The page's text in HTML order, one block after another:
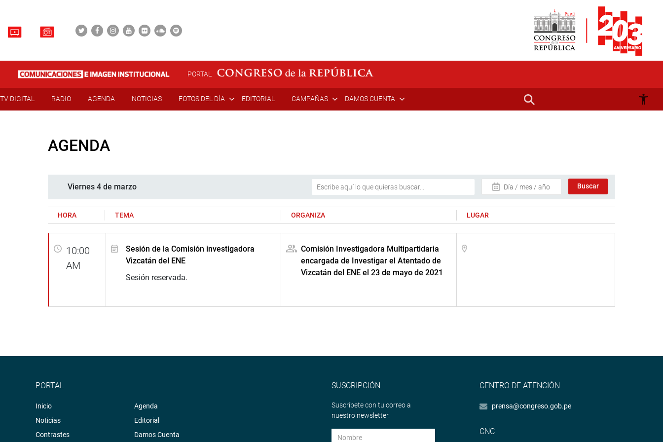
PORTAL
TV DIGITAL RADIO AGENDA NOTICIAS FOTOS DEL DÍA EDITORIAL CAMPAÑAS DAMOS CUENTA
AGENDA
Viernes 4 de marzo Día / mes / año
HORA TEMA ORGANIZA LUGAR
10:00
AM
Sesión de la Comisión investigadora
Vizcatán del ENE
Sesión reservada.
Comisión Investigadora Multipartidaria
encargada de Investigar el Atentado de
Vizcatán del ENE el 23 de mayo de 2021
PORTAL
Inicio
Noticias
Contrastes
Agenda
Editorial
Damos Cuenta
SUSCRIPCIÓN
Suscríbete con tu correo a
nuestro newsletter.
CENTRO DE ATENCIÓN
prensa@congreso.gob.pe
CNC